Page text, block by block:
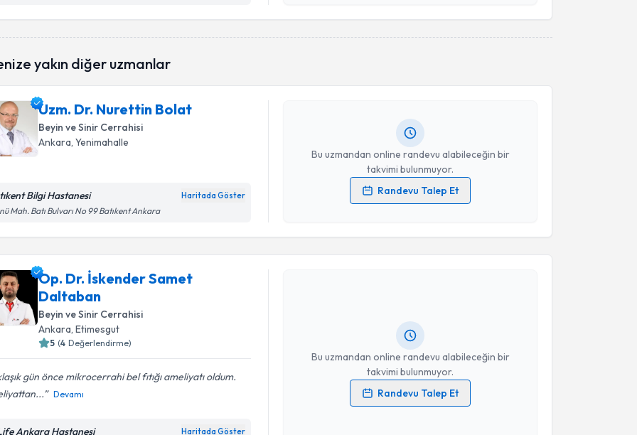
yakın diğer uzmanlar
Uzm. Dr. Nurettin Bolat
Beyin ve Sinir Cerrahisi
Ankara , Yenimahalle
Bilgi Hastanesi Haritada Göster
Mah. Batı Bulvarı No 99 Batıkent Ankara
Bu uzmandan online randevu alabileceğin bir
takvimi bulunmuyor.
Randevu Talep Et
Kişisel verilerimin işlenmesine ilişkinAydınlatma Metni
Op. Dr. İskender Samet
Daltaban
Beyin ve Sinir Cerrahisi
Ankara , Etimesgut
5 (4 Değerlendirme)
gün önce mikrocerrahi bel fıtığı ameliyatı oldum.
Devamı
Ankara Hastanesi Haritada Göster
Bu uzmandan online randevu alabileceğin bir
takvimi bulunmuyor.
Randevu Talep Et
Randevu Takvimi Talebi
Kişisel verilerimin işlenmesine ilişkinAydınlatma Metni